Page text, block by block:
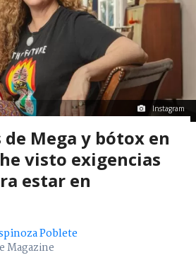
Instagram
Mega y bótox en
visto exigencias
estar en
Poblete
Magazine